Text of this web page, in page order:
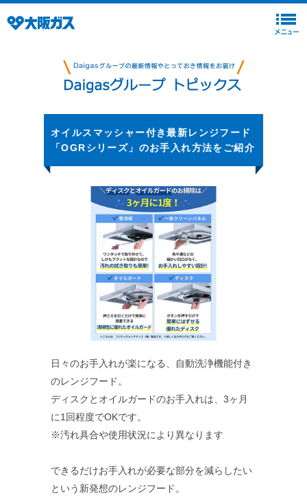
オイルスマッシャー付き最新レンジフード
「OGRシリーズ」のお手入れ方法をご紹介
日々のお手入れが楽になる、自動洗浄機能付き
のレンジフード。
ディスクとオイルガードのお手入れは、3ヶ月
に1回程度でOKです。
※汚れ具合や使用状況により異なります
できるだけお手入れが必要な部分を減らしたい
という新発想のレンジフード。